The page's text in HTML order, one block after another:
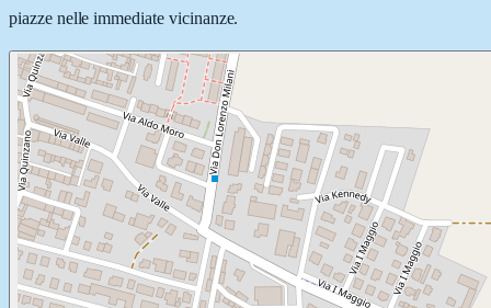
piazze nelle immediate vicinanze.